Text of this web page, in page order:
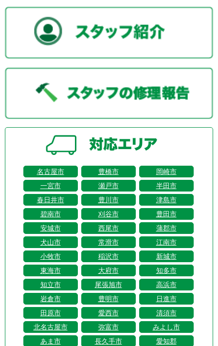
名古屋市 豊橋市
岡崎市
一宮市
瀬戸市
半田市
春日井市
豊川市
津島市
碧南市
刈谷市
豊田市
安城市
西尾市
蒲郡市
犬山市
常滑市
江南市
小牧市
稲沢市
新城市
東海市
大府市
知多市
知立市
尾張旭市
高浜市
岩倉市
豊明市
日進市
田原市
愛西市
清須市
北名古屋市
弥富市
みよし市
あま市
長久手市
愛知郡